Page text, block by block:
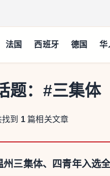
法国 西班牙 德国 华
题： #三集体
找到 1 篇相关文章
州三集体、四青年入选